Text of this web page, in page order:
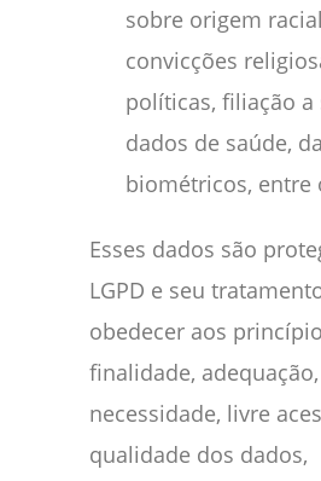
sobre origem
convicções
políticas, filiação a
dados de saúde,
biométricos, entre
Esses dados são
LGPD e seu
obedecer aos
finalidade, adequação,
necessidade, livre
qualidade dos dados,